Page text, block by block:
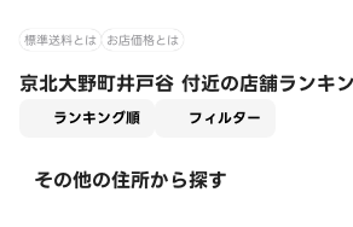
標準送料とは お店価格とは
京北大野町井戸谷 付近の店舗ランキ
ランキング順 フィルター
その他の住所から探す